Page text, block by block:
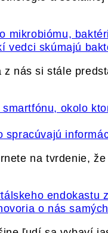
vedci skúmajú
z nás si stále
spracúvajú
na tvrdenie,
o nás